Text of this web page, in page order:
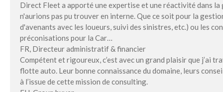
Direct Fleet a apporté une expertise et une réactivité dans
n'aurions pas pu trouver en interne. Que ce soit pour la
d'avenants avec les loueurs, suivi des sinistres, etc.) ou les
préconisations pour la Car…
FR, Directeur administratif & financier
Compétent et rigoureux, c’est avec un grand plaisir que j’ai
flotte auto. Leur bonne connaissance du domaine, leurs
à l’issue de cette mission de consulting.